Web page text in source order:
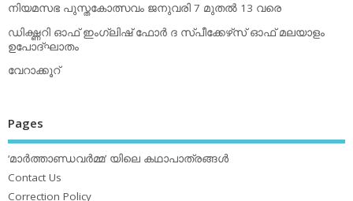
നിയമസഭ പുസ്തകോത്സവം ജനുവരി 7 മുതല്‍ 13 വരെ
ഡിക്ഷ്ണറി ഓഫ് ഇംഗ്ലിഷ് ഫോര്‍ ദ സ്പീക്കേഴ്‌സ് ഓഫ് മലയാളം
ഉപോദ്ഘാതം
വേറാക്കൂറ്
Pages
‘മാര്‍ത്താണ്ഡവര്‍മ്മ’ യിലെ കഥാപാത്രങ്ങള്‍
Contact Us
Correction Policy